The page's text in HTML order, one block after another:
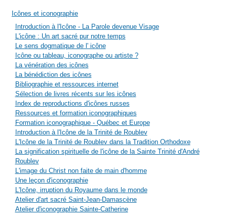
Icônes et iconographie
Introduction à l'Icône - La Parole devenue Visage
L'icône : Un art sacré pur notre temps
Le sens dogmatique de l' icône
Icône ou tableau, iconographe ou artiste ?
La vénération des icônes
La bénédiction des icônes
Bibliographie et ressources internet
Sélection de livres récents sur les icônes
Index de reproductions d'icônes russes
Ressources et formation iconographiques
Formation iconographique - Québec et Europe
Introduction à l'Icône de la Trinité de Roublev
L'Icône de la Trinité de Roublev dans la Tradition Orthodoxe
La signification spirituelle de l'icône de la Sainte Trinité d'André
Roublev
L'image du Christ non faite de main d'homme
Une leçon d'iconographie
L'Icône, irruption du Royaume dans le monde
Atelier d'art sacré Saint-Jean-Damascène
Atelier d'iconographie Sainte-Catherine